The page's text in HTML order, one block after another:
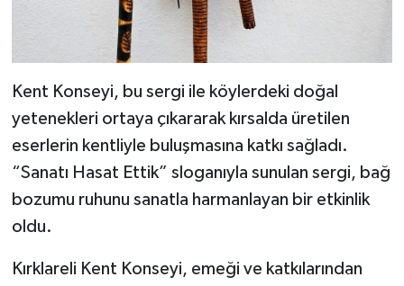
Kent Konseyi, bu sergi ile köylerdeki doğal
yetenekleri ortaya çıkararak kırsalda üretilen
eserlerin kentliyle buluşmasına katkı sağladı.
“Sanatı Hasat Ettik” sloganıyla sunulan sergi, bağ
bozumu ruhunu sanatla harmanlayan bir etkinlik
oldu.
Kırklareli Kent Konseyi, emeği ve katkılarından